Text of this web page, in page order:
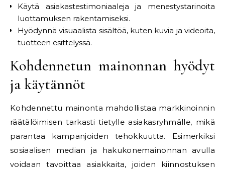
Käytä asiakastestimoniaaleja ja menestystarinoita
luottamuksen rakentamiseksi.
Hyödynnä visuaalista sisältöä, kuten kuvia ja videoita,
tuotteen esittelyssä.
Kohdennetun mainonnan hyödyt
ja käytännöt
Kohdennettu mainonta mahdollistaa markkinoinnin
räätälöimisen tarkasti tietylle asiakasryhmälle, mikä
parantaa kampanjoiden tehokkuutta. Esimerkiksi
sosiaalisen median ja hakukonemainonnan avulla
voidaan tavoittaa asiakkaita, joiden kiinnostuksen